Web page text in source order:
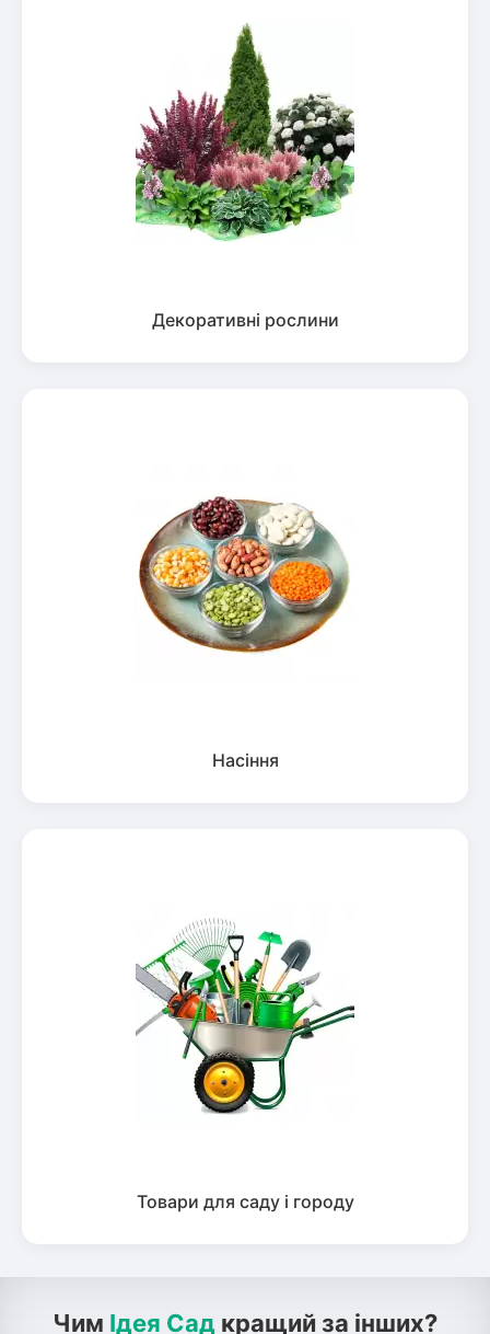
Декоративні рослини
Насіння
Товари для саду і городу
Чим Ідея Сад кращий за інших?